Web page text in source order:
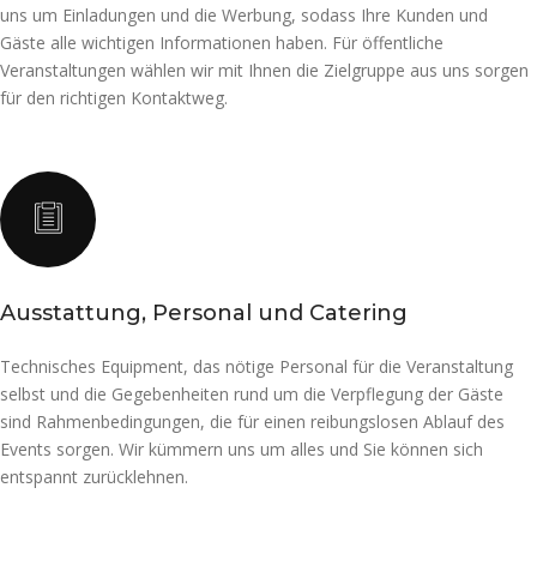
uns um Einladungen und die Werbung, sodass Ihre Kunden und
Gäste alle wichtigen Informationen haben. Für öffentliche
Veranstaltungen wählen wir mit Ihnen die Zielgruppe aus uns sorgen
für den richtigen Kontaktweg.
Ausstattung, Personal und Catering
Technisches Equipment, das nötige Personal für die Veranstaltung
selbst und die Gegebenheiten rund um die Verpflegung der Gäste
sind Rahmenbedingungen, die für einen reibungslosen Ablauf des
Events sorgen. Wir kümmern uns um alles und Sie können sich
entspannt zurücklehnen.